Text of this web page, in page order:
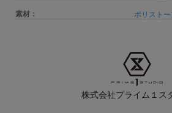
素材： ポリスト
株式会社プライム１ス